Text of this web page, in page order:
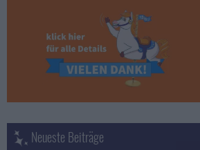
Neueste Beiträge